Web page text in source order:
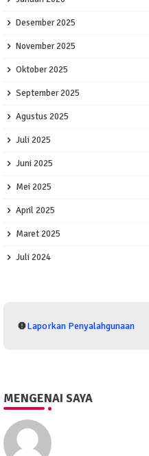
Desember 2025
November 2025
Oktober 2025
September 2025
Agustus 2025
Juli 2025
Juni 2025
Mei 2025
April 2025
Maret 2025
Juli 2024
Laporkan Penyalahgunaan
MENGENAI SAYA